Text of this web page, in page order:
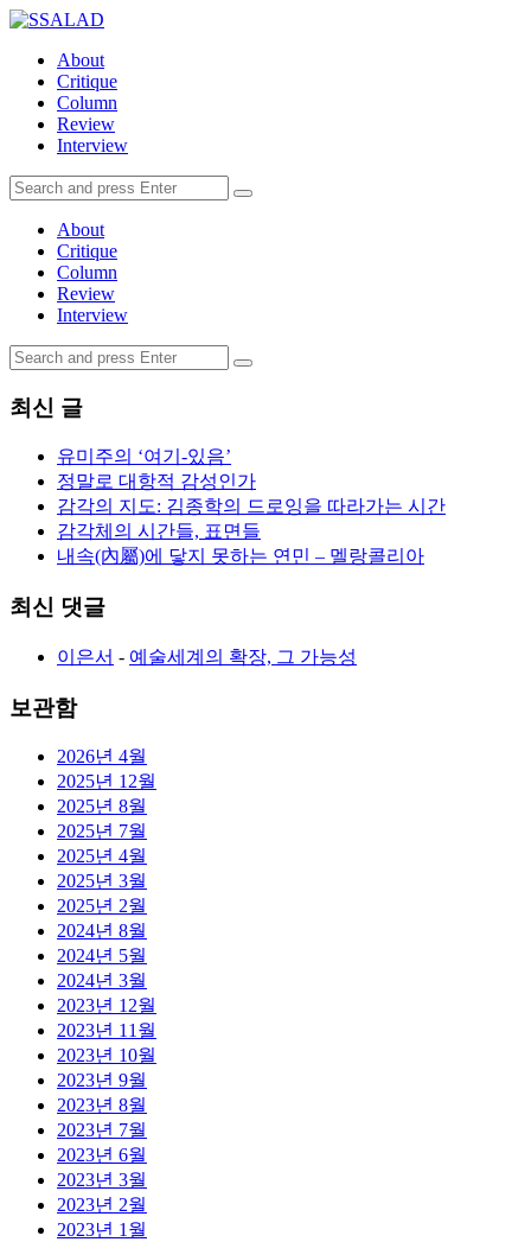
Menu
About
Critique
Column
Review
Interview
Search
for:
Search
About
Critique
Column
Review
Interview
Search
for:
Search
최신 글
유미주의 ‘여기-있음’
정말로 대항적 감성인가
감각의 지도: 김종학의 드로잉을 따라가는 시간
감각체의 시간들, 표면들
내속(內屬)에 닿지 못하는 연민 – 멜랑콜리아
최신 댓글
이은서 - 예술세계의 확장, 그 가능성
보관함
2026년 4월
2025년 12월
2025년 8월
2025년 7월
2025년 4월
2025년 3월
2025년 2월
2024년 8월
2024년 5월
2024년 3월
2023년 12월
2023년 11월
2023년 10월
2023년 9월
2023년 8월
2023년 7월
2023년 6월
2023년 3월
2023년 2월
2023년 1월